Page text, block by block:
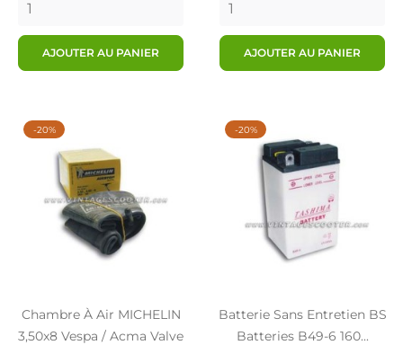
AJOUTER AU PANIER AJOUTER AU PANIER
Chambre À Air MICHELIN
3,50x8 Vespa / Acma Valve
-20%
Batterie Sans Entretien BS
Batteries B49-6 160...
-20%